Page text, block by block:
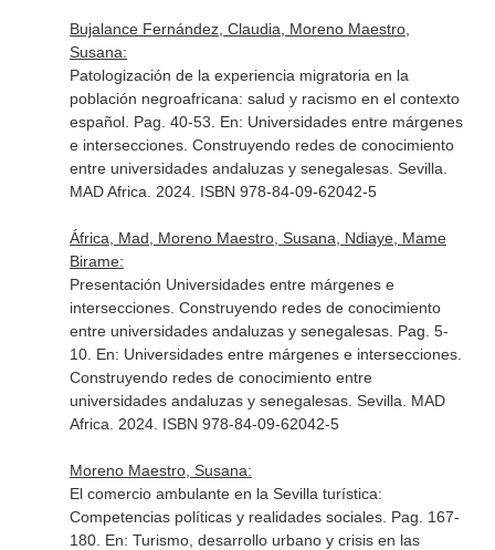
Bujalance Fernández, Claudia, Moreno Maestro,
Susana:
Patologización de la experiencia migratoria en la
población negroafricana: salud y racismo en el contexto
español. Pag. 40-53. En: Universidades entre márgenes
e intersecciones. Construyendo redes de conocimiento
entre universidades andaluzas y senegalesas. Sevilla.
MAD Africa. 2024. ISBN 978-84-09-62042-5
África, Mad, Moreno Maestro, Susana, Ndiaye, Mame
Birame:
Presentación Universidades entre márgenes e
intersecciones. Construyendo redes de conocimiento
entre universidades andaluzas y senegalesas. Pag. 5-
10. En: Universidades entre márgenes e intersecciones.
Construyendo redes de conocimiento entre
universidades andaluzas y senegalesas. Sevilla. MAD
Africa. 2024. ISBN 978-84-09-62042-5
Moreno Maestro, Susana:
El comercio ambulante en la Sevilla turística:
Competencias políticas y realidades sociales. Pag. 167-
180. En: Turismo, desarrollo urbano y crisis en las